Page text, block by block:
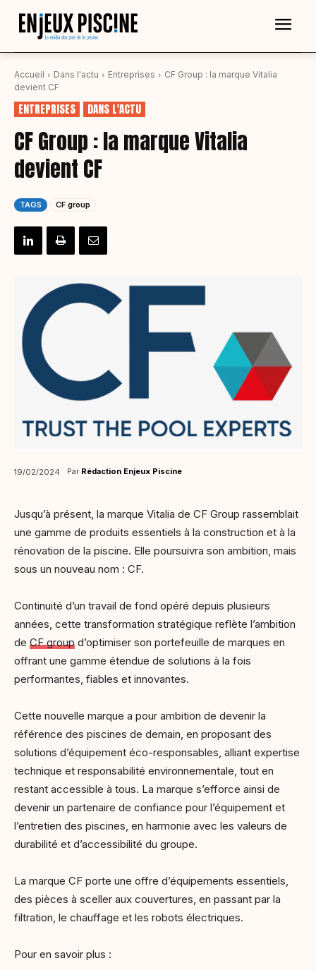
Accueil Dans l'actu Entreprises
CF Group : la marque Vitalia
devient CF
ENTREPRISES DANS L'ACTU
CF Group : la marque Vitalia
devient CF
TAGS CF group
19/02/2024 Par Rédaction Enjeux Piscine
Jusqu’à présent, la marque Vitalia de CF Group rassemblait
une gamme de produits essentiels à la construction et à la
rénovation de la piscine. Elle poursuivra son ambition, mais
sous un nouveau nom : CF.
Continuité d’un travail de fond opéré depuis plusieurs
années, cette transformation stratégique reflète l’ambition
de CF group d’optimiser son portefeuille de marques en
offrant une gamme étendue de solutions à la fois
performantes, fiables et innovantes.
Cette nouvelle marque a pour ambition de devenir la
référence des piscines de demain, en proposant des
solutions d’équipement éco-responsables, alliant expertise
technique et responsabilité environnementale, tout en
restant accessible à tous. La marque s’efforce ainsi de
devenir un partenaire de confiance pour l’équipement et
l’entretien des piscines, en harmonie avec les valeurs de
durabilité et d’accessibilité du groupe.
La marque CF porte une offre d’équipements essentiels,
des pièces à sceller aux couvertures, en passant par la
filtration, le chauffage et les robots électriques.
Pour en savoir plus :